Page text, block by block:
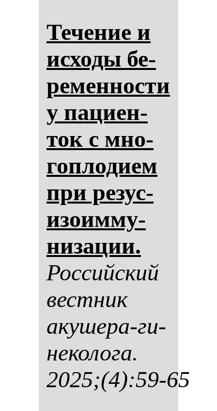
Те­че­ние и
ис­хо­ды бе­
ре­мен­нос­ти
у па­ци­ен­
ток с мно­
гоп­ло­ди­ем
при ре­зус-
изо­им­му­
ни­за­ции.
Рос­сий­ский
вес­тник
аку­ше­ра-ги­
не­ко­ло­га.
2025;(4):59-65